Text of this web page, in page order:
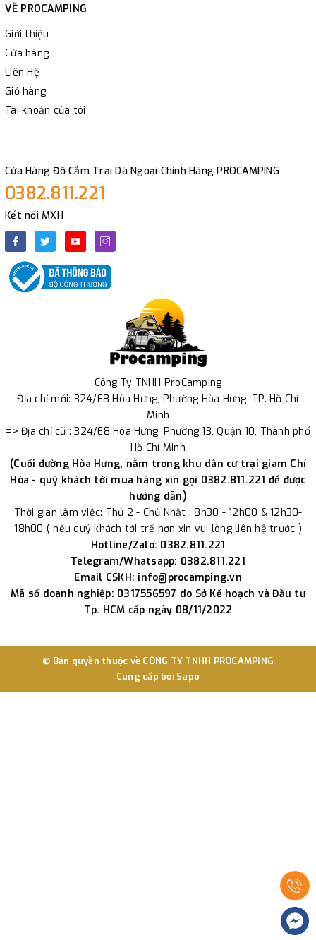
VỀ PROCAMPING
Giới thiệu
Cửa hàng
Liên Hệ
Giỏ hàng
Tài khoản của tôi
Cửa Hàng Đồ Cắm Trại Dã Ngoại Chính Hãng PROCAMPING
0382.811.221
Kết nối MXH
Công Ty TNHH ProCamping
Địa chỉ mới: 324/E8 Hòa Hưng, Phường Hòa Hưng, TP. Hồ Chí
Minh
=> Địa chỉ cũ : 324/E8 Hòa Hưng, Phường 13, Quận 10, Thành phố
Hồ Chí Minh
(Cuối đường Hòa Hưng, nằm trong khu dân cư trại giam Chí
Hòa - quý khách tới mua hàng xin gọi 0382.811.221 để được
hướng dẫn)
Thời gian làm việc: Thứ 2 - Chủ Nhật . 8h30 - 12h00 & 12h30-
18h00 ( nếu quý khách tới trể hơn xin vui lòng liên hệ trước )
Hotline/Zalo: 0382.811.221
Telegram/Whatsapp: 0382.811.221
Email CSKH: info@procamping.vn
Mã số doanh nghiệp: 0317556597 do Sở Kế hoạch và Đầu tư
Tp. HCM cấp ngày 08/11/2022
© Bản quyền thuộc về CÔNG TY TNHH PROCAMPING
Cung cấp bởi Sapo